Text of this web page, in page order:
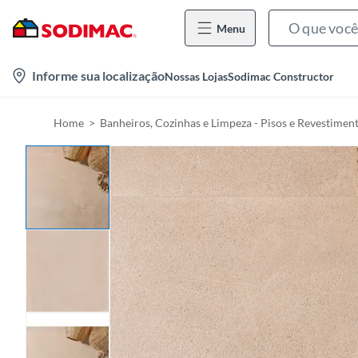
Menu
Informe sua localizaçãoNossas LojasSodimac Constructor
Home Banheiros, Cozinhas e Limpeza - Pisos e